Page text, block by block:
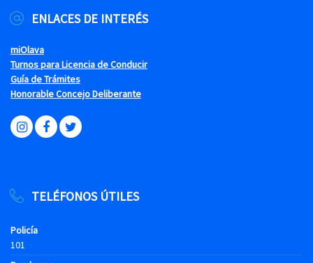
ENLACES DE INTERÉS
miOlava
Turnos para Licencia de Conducir
Guía de Trámites
Honorable Concejo Deliberante
TELÉFONOS ÚTILES
Policía
101